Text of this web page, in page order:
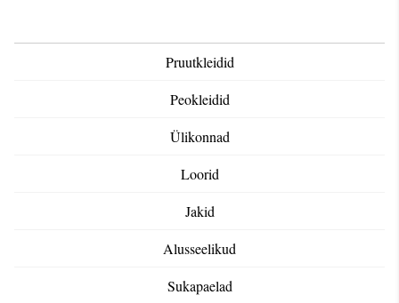
Pruutkleidid
Peokleidid
Ülikonnad
Loorid
Jakid
Alusseelikud
Sukapaelad